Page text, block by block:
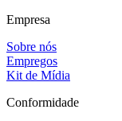
Empresa
Sobre nós
Empregos
Kit de Mídia
Conformidade